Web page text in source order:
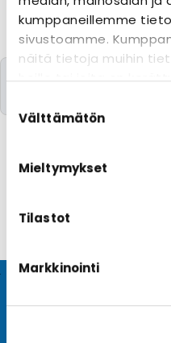
kumppaneillemme
sivustoamme.
näitä tietoja muihin
evästeasetuksiesi
valinta
Välttämätön
Mieltymykset
Tilastot
Markkinointi